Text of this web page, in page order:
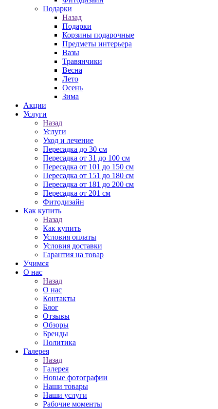
Подарки
Назад
Подарки
Корзины подарочные
Предметы интерьера
Вазы
Травянчики
Весна
Лето
Осень
Зима
Акции
Услуги
Назад
Услуги
Уход и лечение
Пересадка до 30 см
Пересадка от 31 до 100 см
Пересадка от 101 до 150 см
Пересадка от 151 до 180 см
Пересадка от 181 до 200 см
Пересадка от 201 см
Фитодизайн
Как купить
Назад
Как купить
Условия оплаты
Условия доставки
Гарантия на товар
Учимся
О нас
Назад
О нас
Контакты
Блог
Отзывы
Обзоры
Бренды
Политика
Галерея
Назад
Галерея
Новые фотографии
Наши товары
Наши услуги
Рабочие моменты